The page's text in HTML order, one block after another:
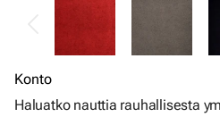
Konto
Haluatko nauttia rauhallisesta